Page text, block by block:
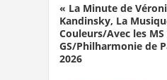
« La Minute de
Kandinsky, La
Couleurs/Avec les
GS/Philharmonie de
2026